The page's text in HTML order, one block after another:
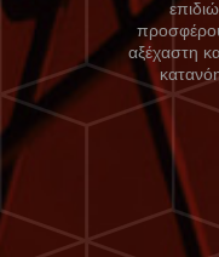
αξέχαστη